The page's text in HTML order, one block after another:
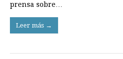
prensa sobre…
Leer más →